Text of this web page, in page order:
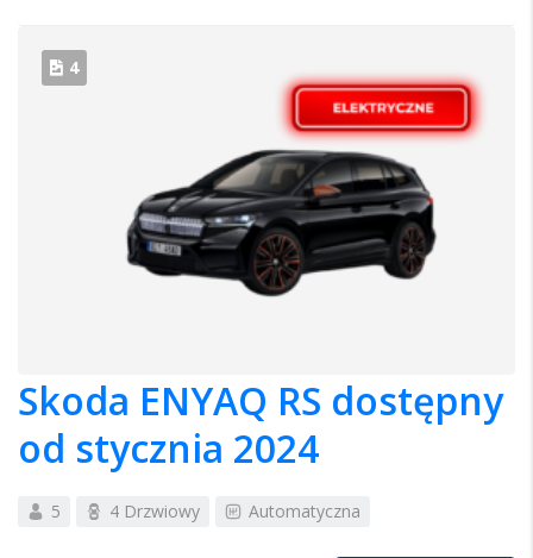
4
Skoda ENYAQ RS dostępny
od stycznia 2024
5 4 Drzwiowy Automatyczna